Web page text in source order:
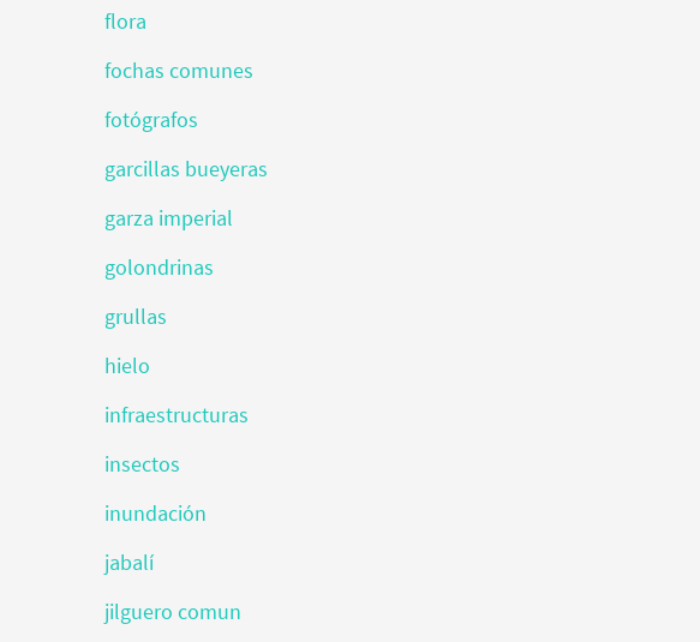
flora
fochas comunes
fotógrafos
garcillas bueyeras
garza imperial
golondrinas
grullas
hielo
infraestructuras
insectos
inundación
jabalí
jilguero comun